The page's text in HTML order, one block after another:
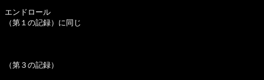
エンドロール
（第１の記録）に同じ
（第３の記録）